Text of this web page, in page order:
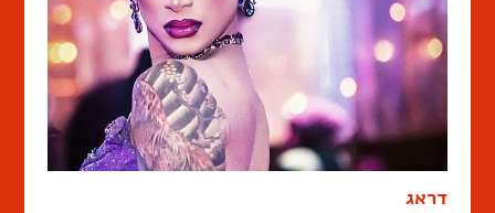
דראג